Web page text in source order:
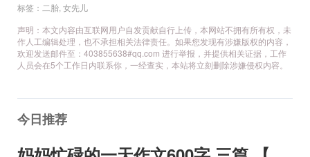
标签： 二胎 女先儿
声明：本文内容由互联网用户自发贡献自行上传，本网站不拥有所有权，未
作人工编辑处理，也不承担相关法律责任。如果您发现有涉嫌版权的内容，
欢迎发送邮件至：403855638#qq.com 进行举报，并提供相关证据，工作
人员会在5个工作日内联系你，一经查实，本站将立刻删除涉嫌侵权内容。
今日推荐